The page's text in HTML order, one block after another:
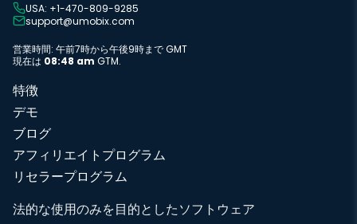
USA: +1-470-809-9285
support@umobix.com
営業時間: 午前7時から午後9時まで GMT
現在は 08:48 am GTM.
特徴
デモ
ブログ
アフィリエイトプログラム
リセラープログラム
法的な使用のみを目的としたソフトウェア